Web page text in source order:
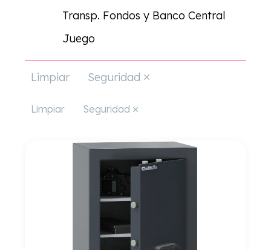
Transp. Fondos y Banco Central
Juego
Limpiar Seguridad
Limpiar Seguridad